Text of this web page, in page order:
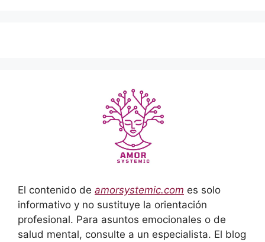
El contenido de amorsystemic.com es solo
informativo y no sustituye la orientación
profesional. Para asuntos emocionales o de
salud mental, consulte a un especialista. El blog